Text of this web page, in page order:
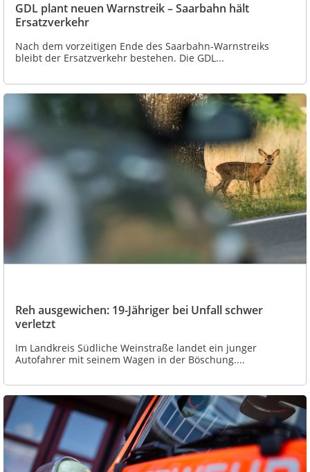
GDL plant neuen Warnstreik – Saarbahn hält
Ersatzverkehr
Nach dem vorzeitigen Ende des Saarbahn-Warnstreiks
bleibt der Ersatzverkehr bestehen. Die GDL...
Reh ausgewichen: 19-Jähriger bei Unfall schwer
verletzt
Im Landkreis Südliche Weinstraße landet ein junger
Autofahrer mit seinem Wagen in der Böschung....